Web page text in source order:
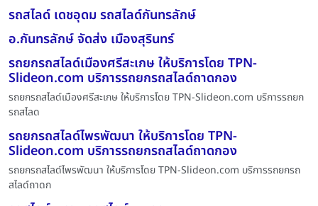
รถสไลด์ เดชอุดม รถสไลด์กันทรลักษ์
อ.กันทรลักษ์ จัดส่ง เมืองสุรินทร์
รถยกรถสไลด์เมืองศรีสะเกษ ให้บริการโดย TPN-
Slideon.com บริการรถยกรถสไลด์ถาดกอง
รถยกรถสไลด์เมืองศรีสะเกษ ให้บริการโดย TPN-Slideon.com บริการรถยก
รถสไลด
รถยกรถสไลด์ไพรพัฒนา ให้บริการโดย TPN-
Slideon.com บริการรถยกรถสไลด์ถาดกอง
รถยกรถสไลด์ไพรพัฒนา ให้บริการโดย TPN-Slideon.com บริการรถยกรถ
สไลด์ถาดก